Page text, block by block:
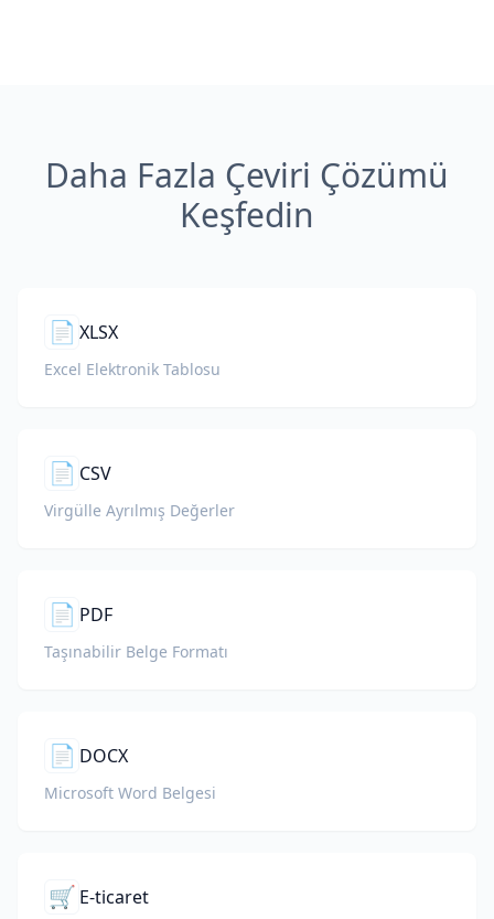
Daha Fazla Çeviri Çözümü
Keşfedin
📄 XLSX
Excel Elektronik Tablosu
📄 CSV
Virgülle Ayrılmış Değerler
📄 PDF
Taşınabilir Belge Formatı
📄 DOCX
Microsoft Word Belgesi
🛒 E-ticaret